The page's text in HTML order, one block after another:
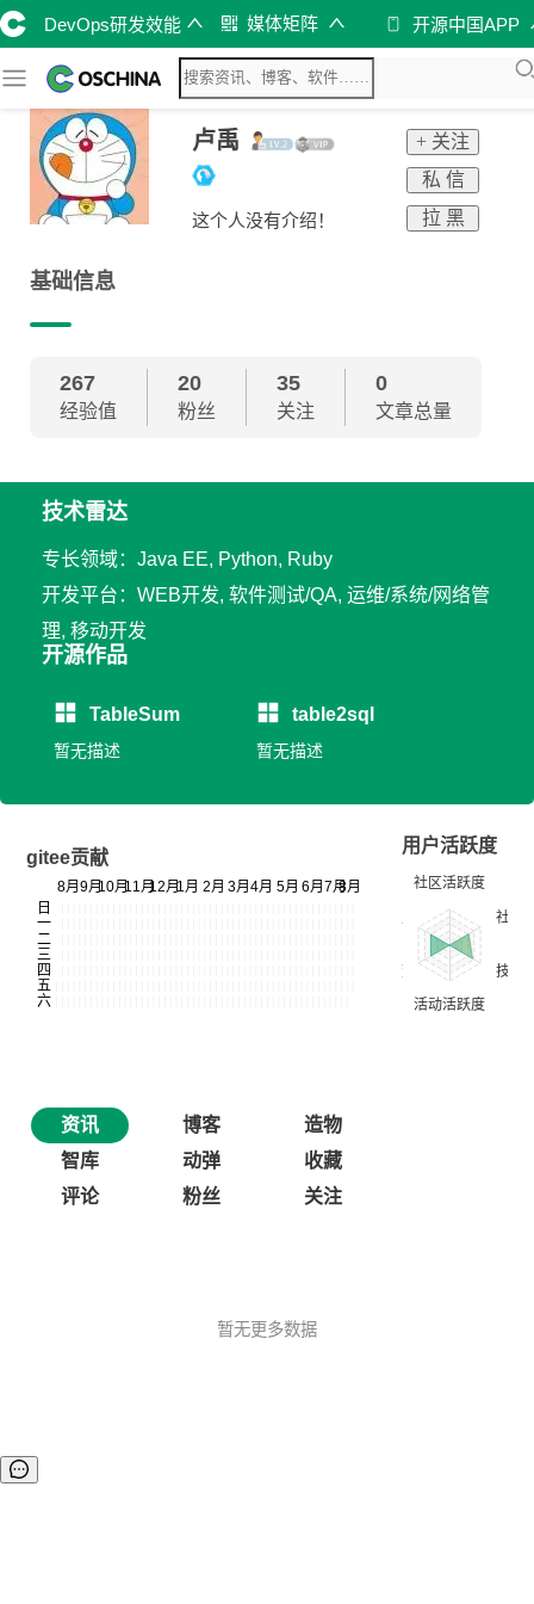
DevOps研发效能 媒体矩阵 开源中国APP
卢禹
这个人没有介绍！
+ 关注
私 信
拉 黑
基础信息
267
经验值
20
粉丝
35
关注
0
文章总量
技术雷达
专长领域：Java EE, Python, Ruby
开发平台：WEB开发, 软件测试/QA, 运维/系统/网络管
理, 移动开发
开源作品
TableSum
暂无描述
table2sql
暂无描述
gitee贡献
用户活跃度
资讯 博客
造物
智库
动弹
收藏
评论
粉丝 关注
暂无更多数据